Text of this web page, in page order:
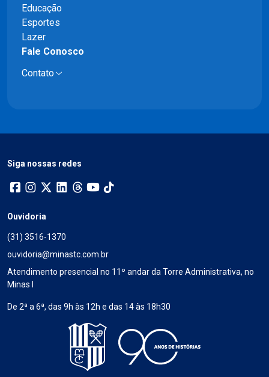
Educação
Esportes
Lazer
Fale Conosco
Contato
Siga nossas redes
Ouvidoria
(31) 3516-1370
ouvidoria@minastc.com.br
Atendimento presencial no 11º andar da Torre Administrativa, no
Minas I
De 2ª a 6ª, das 9h às 12h e das 14 às 18h30